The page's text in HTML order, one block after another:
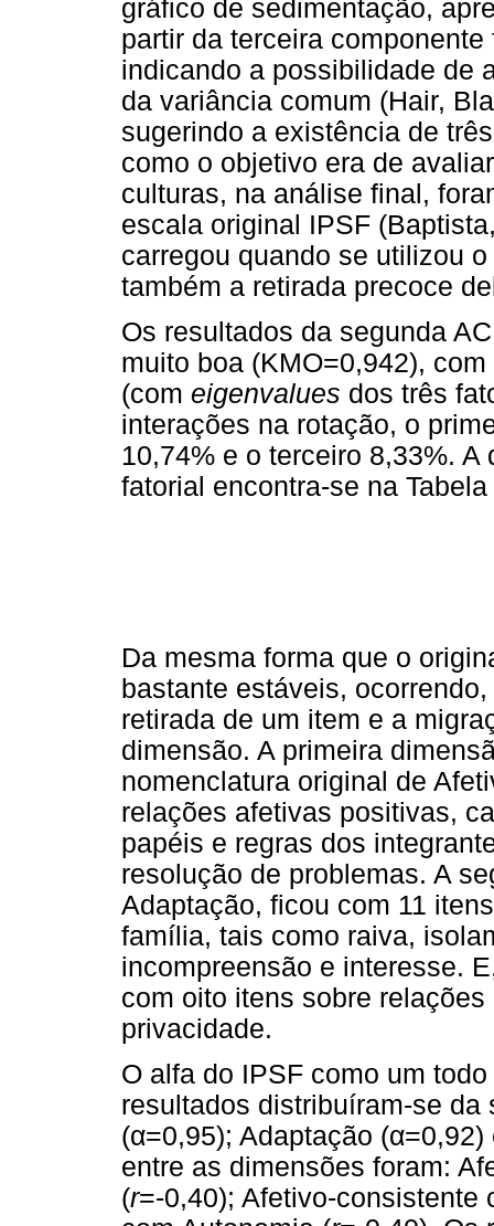
gráfico de sedimentação,
partir da terceira
indicando a possibilidade de
da variância comum (Hair,
sugerindo a existência de
como o objetivo era de
culturas, na análise final,
escala original IPSF
carregou quando se utilizou
também a retirada precoce
Os resultados da segunda
muito boa (KMO=0,942),
(com eigenvalues dos três
interações na rotação, o
10,74% e o terceiro 8,33%.
fatorial encontra-se na Tabela
Da mesma forma que o
bastante estáveis,
retirada de um item e a
dimensão. A primeira
nomenclatura original de
relações afetivas positivas,
papéis e regras dos
resolução de problemas. A
Adaptação, ficou com 11
família, tais como raiva,
incompreensão e interesse.
com oito itens sobre
privacidade.
O alfa do IPSF como um
resultados distribuíram-se
(α=0,95); Adaptação
entre as dimensões foram:
(r=-0,40); Afetivo-consistente